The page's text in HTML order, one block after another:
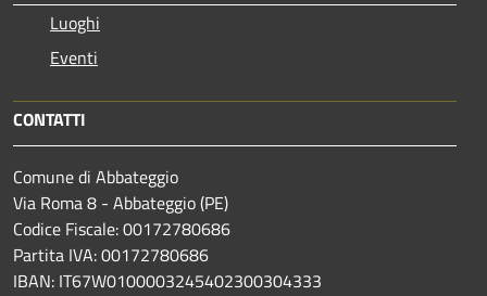
Luoghi
Eventi
CONTATTI
Comune di Abbateggio
Via Roma 8 - Abbateggio (PE)
Codice Fiscale: 00172780686
Partita IVA: 00172780686
IBAN: IT67W0100003245402300304333